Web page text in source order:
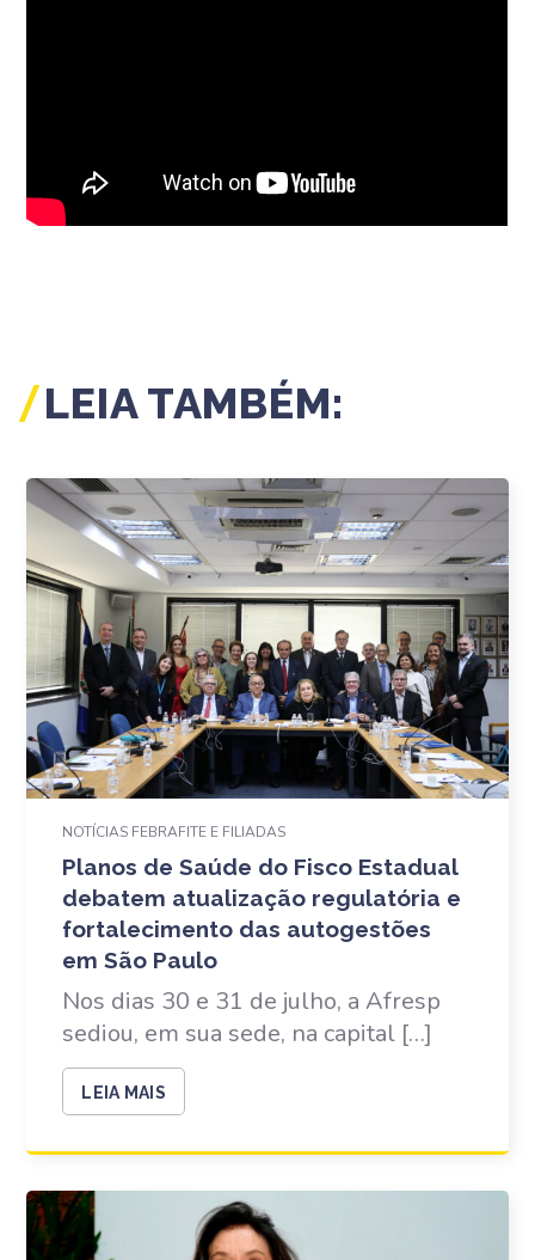
LEIA TAMBÉM:
NOTÍCIAS FEBRAFITE E FILIADAS
Planos de Saúde do Fisco Estadual
debatem atualização regulatória e
fortalecimento das autogestões
em São Paulo
Nos dias 30 e 31 de julho, a Afresp
sediou, em sua sede, na capital […]
LEIA MAIS